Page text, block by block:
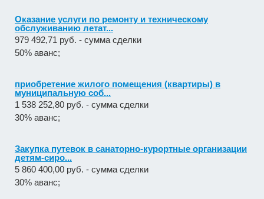
Оказание услуги по ремонту и техническому
обслуживанию летат...
979 492,71 руб. - сумма сделки
50% аванс;
приобретение жилого помещения (квартиры) в
муниципальную соб...
1 538 252,80 руб. - сумма сделки
30% аванс;
Закупка путевок в санаторно-курортные организации
детям-сиро...
5 860 400,00 руб. - сумма сделки
30% аванс;